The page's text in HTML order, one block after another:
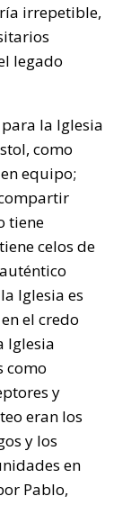
irrepetible,
legado
la Iglesia
como
equipo;
tiene
celos de
Iglesia es
el credo
Iglesia
como
y
eran los
y los
en
Pablo,